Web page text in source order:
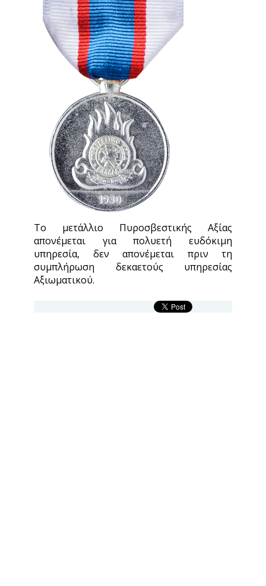
Το μετάλλιο Πυροσβεστικής Αξίας
απονέμεται για πολυετή ευδόκιμη
υπηρεσία, δεν απονέμεται πριν τη
συμπλήρωση δεκαετούς υπηρεσίας
Αξιωματικού.